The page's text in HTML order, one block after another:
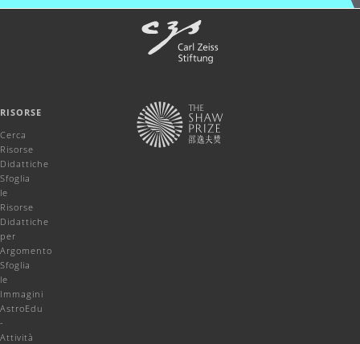
RISORSE
Cerca
Risorse
Didattiche
Sfoglia
le
Risorse
Didattiche
per
Argomento
Sfoglia
le
Immagini
AstroEdu
-
Attività